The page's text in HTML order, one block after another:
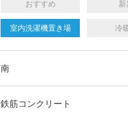
おすすめ 新
室内洗濯機置き場 冷
南
鉄筋コンクリート